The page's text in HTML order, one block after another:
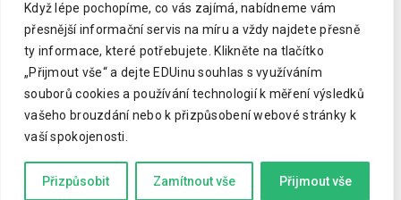
Když lépe pochopíme, co vás zajímá, nabídneme vám
přesnější informační servis na míru a vždy najdete přesně
ty informace, které potřebujete.
Klikněte na tlačítko
„Přijmout vše“ a dejte EDUinu souhlas s využíváním
souborů cookies a používání technologií k měření výsledků
vašeho brouzdání nebo k přizpůsobení webové stránky k
vaší spokojenosti.
Přizpůsobit Zamítnout vše Přijmout vše
Instagram
Youtube
LinkedIn
Copyright © 2023 EDUin, o. p. s.
Informujeme o vzdělávání.